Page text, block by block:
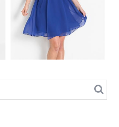
SUKIENKA Z
APLIKACJĄ